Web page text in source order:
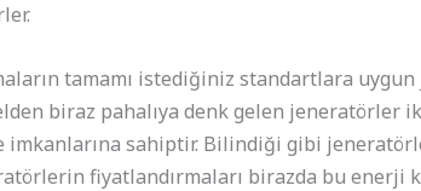
tamamı istediğiniz standartlara uygun
biraz pahalıya denk gelen jeneratörler
imkanlarına sahiptir. Bilindiği gibi
fiyatlandırmaları birazda bu enerji